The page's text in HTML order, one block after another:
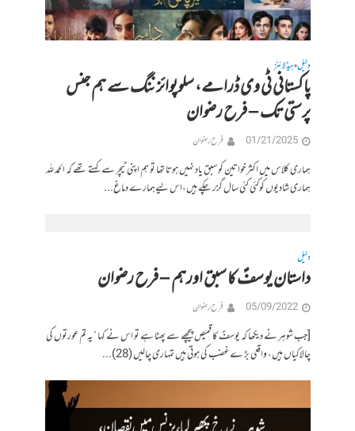
دلیل•ہیڈلائنز
پاکستانی ٹی وی ڈرامے، سلوپوائزننگ سے ہم جنس
پرستی تک – فرح رضوان
01/21/2025 فرح رضوان
ہماری کلاس میں اکثر خواتین کو سبق یاد نہیں ہوتا تھا تو ہم اپنی ٹیچر سے کہتے تھے کہ الحمد للہ
ہماری شادیوں کوکئی کئی سال گزر چکے ہیں،اس لیےہمارے دماغ...
دلیل
داستان یوسفؑ کا سبق اورہم – فرح رضوان
05/09/2022 فرح رضوان
[جب شوہر نے دیکھا کہ یوسفؑ کا قمیص پیچھے سے پھٹا ہے تو اس نے کہا “یہ تم عورتوں کی
چالاکیاں ہیں، واقعی بڑ ے غضب کی ہوتی ہیں تمہاری چالیں (28)...